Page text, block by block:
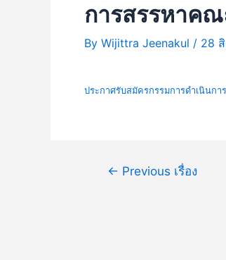
การสรรหาค
By Wijittra Jeenakul / 28
ประกาศรับสมัครกรรมการดำเนินกา
← Previous เรื่อง